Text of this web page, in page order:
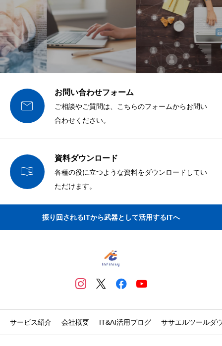

お問い合わせフォーム
ご相談やご質問は、こちらのフォームからお問い
合わせください。

資料ダウンロード
各種の役に立つような資料をダウンロードしてい
ただけます。
振り回されるITから武器として活用するITへ
サービス紹介 会社概要 IT&AI活用ブログ ササエルツールダ